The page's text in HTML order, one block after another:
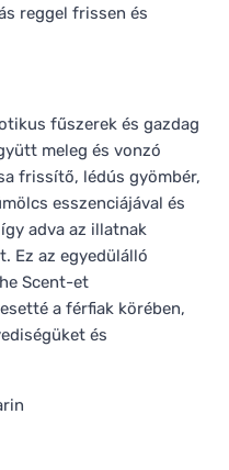
reggel frissen és
fűszerek és gazdag
meleg és vonzó
frissítő, lédús gyömbér,
esszenciájával és
adva az illatnak
Ez az egyedülálló
Scent-et
a férfiak körében,
és